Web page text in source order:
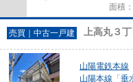
面積
売買｜中古一戸建 上高丸３
山陽電鉄本線
山陽本線 「 垂